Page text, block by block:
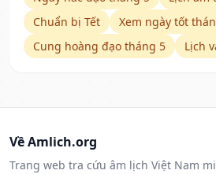
Chuẩn bị Tết
Xem ngày tốt
Cung hoàng đạo tháng 5
Lịch
Về Amlich.org
Trang web tra cứu âm lịch Việt Nam